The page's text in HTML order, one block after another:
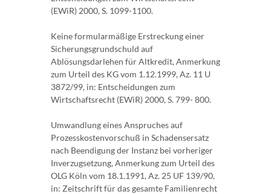
(EWiR) 2000, S. 1099-1100.
Keine formularmäßige Erstreckung einer
Sicherungsgrundschuld auf
Ablösungsdarlehen für Altkredit, Anmerkung
zum Urteil des KG vom 1.12.1999, Az. 11 U
3872/99, in: Entscheidungen zum
Wirtschaftsrecht (EWiR) 2000, S. 799- 800.
Umwandlung eines Anspruches auf
Prozesskostenvorschuß in Schadensersatz
nach Beendigung der Instanz bei vorheriger
Inverzugsetzung, Anmerkung zum Urteil des
OLG Köln vom 18.1.1991, Az. 25 UF 139/90,
in: Zeitschrift für das gesamte Familienrecht